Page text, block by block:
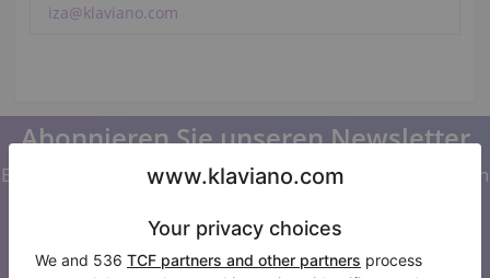
iza@klaviano.com
Abonnieren Sie unseren Newsletter
Bleiben Sie auf dem Laufenden mit allen Neuigkeiten von